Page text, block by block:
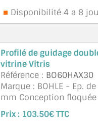
Disponibilité 4 a 8
Profilé de guidage
vitrine Vitris
Référence : BO60HAX30
Marque : BOHLE - Ep.
mm Conception
l'isolation acoustique
protection Unité de
Prix : 103.50€ TTC